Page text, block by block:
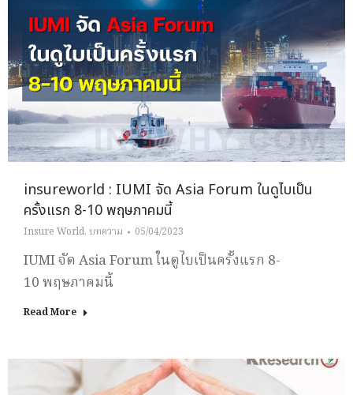
insureworld : IUMI จัด Asia Forum ในดูไบเป็น
ครั้งแรก 8-10 พฤษภาคมนี้
Insure World, บทความ 05/04/2023
IUMI จัด Asia Forum ในดูไบเป็นครั้งแรก 8-
10 พฤษภาคมนี้
Read More